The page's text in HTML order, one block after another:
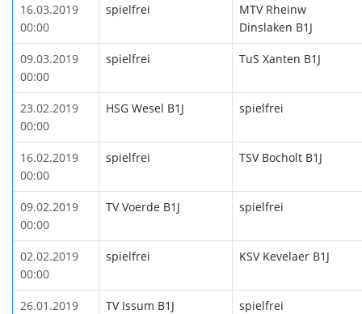
16.03.2019
00:00
spielfrei
MTV Rheinw
Dinslaken B1J
09.03.2019
00:00
spielfrei TuS Xanten B1J
23.02.2019
00:00
HSG Wesel B1J spielfrei
16.02.2019
00:00
spielfrei TSV Bocholt B1J
09.02.2019
00:00
TV Voerde B1J spielfrei
02.02.2019
00:00
spielfrei KSV Kevelaer B1J
26.01.2019
TV Issum B1J spielfrei